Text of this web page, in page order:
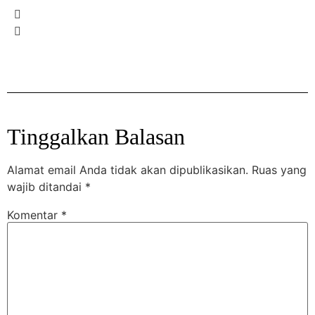
Tinggalkan Balasan
Alamat email Anda tidak akan dipublikasikan. Ruas yang
wajib ditandai *
Komentar *